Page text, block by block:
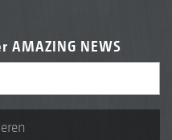
NEWS